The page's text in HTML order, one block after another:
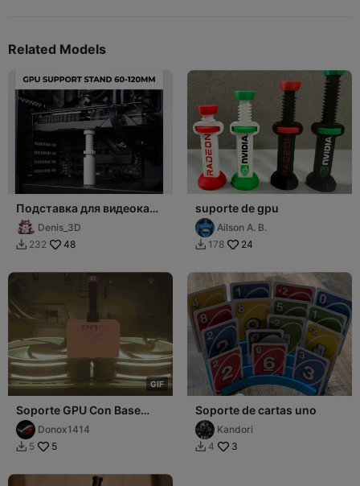
Related Models
Подставка для видеокарт
(GPU) с регулировкой
высоты 60-120
Denis_3D
 232 48
suporte de gpu
Ailson A. B.
 178 24
GIF
Soporte GPU Con Base
Iluminada
Donox1414
 5 5
Soporte de cartas uno
Kandori
 4 3